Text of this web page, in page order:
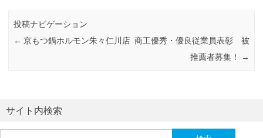
投稿ナビゲーション
← 京もつ鍋ホルモン朱々仁川店 商工優秀・優良従業員表彰 被
推薦者募集！
→
サイト内検索